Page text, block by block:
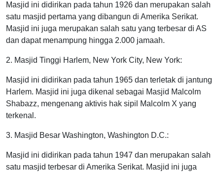
Masjid ini didirikan pada tahun 1926 dan merupakan salah
satu masjid pertama yang dibangun di Amerika Serikat.
Masjid ini juga merupakan salah satu yang terbesar di AS
dan dapat menampung hingga 2.000 jamaah.
2. Masjid Tinggi Harlem, New York City, New York:
Masjid ini didirikan pada tahun 1965 dan terletak di jantung
Harlem. Masjid ini juga dikenal sebagai Masjid Malcolm
Shabazz, mengenang aktivis hak sipil Malcolm X yang
terkenal.
3. Masjid Besar Washington, Washington D.C.:
Masjid ini didirikan pada tahun 1947 dan merupakan salah
satu masjid terbesar di Amerika Serikat. Masjid ini juga